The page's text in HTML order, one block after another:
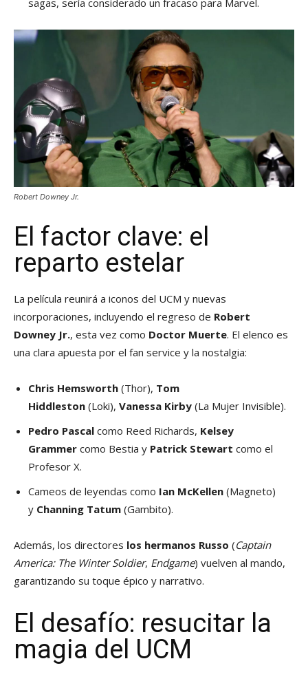
Robert Downey Jr.
El factor clave: el
reparto estelar
La película reunirá a iconos del UCM y nuevas
incorporaciones, incluyendo el regreso de Robert
Downey Jr., esta vez como Doctor Muerte. El elenco es
una clara apuesta por el fan service y la nostalgia:
Chris Hemsworth (Thor), Tom
Hiddleston (Loki), Vanessa Kirby (La Mujer Invisible).
Pedro Pascal como Reed Richards, Kelsey
Grammer como Bestia y Patrick Stewart como el
Profesor X.
Cameos de leyendas como Ian McKellen (Magneto)
y Channing Tatum (Gambito).
Además, los directores los hermanos Russo (Captain
America: The Winter Soldier, Endgame) vuelven al mando,
garantizando su toque épico y narrativo.
El desafío: resucitar la
magia del UCM